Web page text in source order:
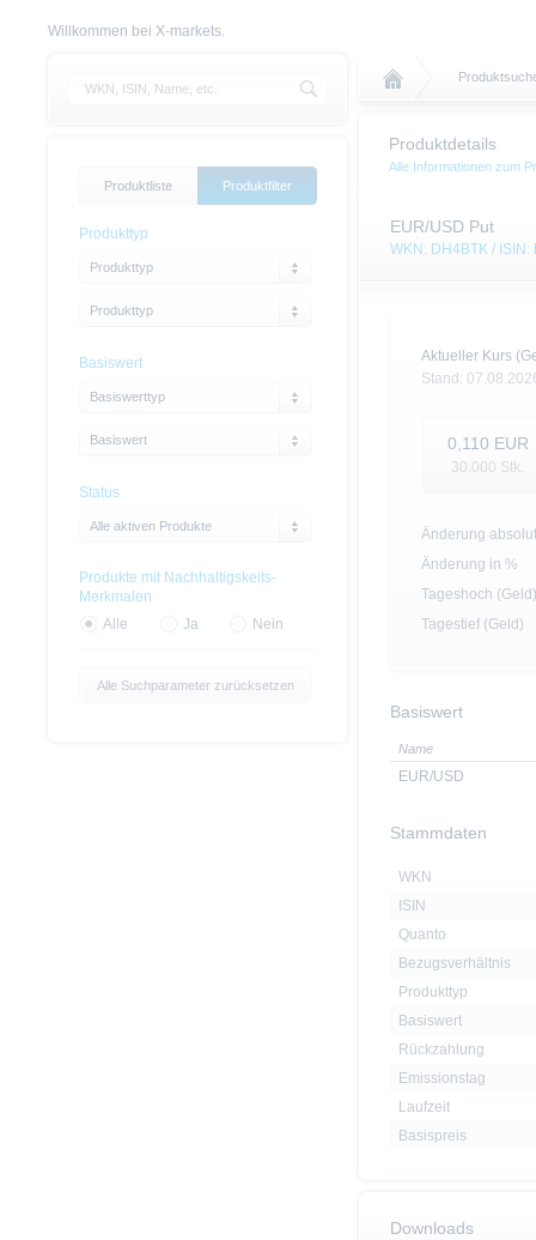
Willkommen bei X-markets.
Produktdetails
Alle Informationen zum
EUR/USD Put
WKN: DH4BTK /
Aktueller Kurs
Stand:
0,110 EUR
30.000 Stk.
Änderung absolut
Änderung in %
Tageshoch (Geld)
Tagestief (Geld)
Basiswert
Name
EUR/USD
Stammdaten
WKN
ISIN
Quanto
Bezugsverhältnis
Produkttyp
Basiswert
Rückzahlung
Emissionstag
Laufzeit
Basispreis
Downloads
Produktliste Produktfilter
Produkttyp
Produkttyp
Produkttyp
Basiswert
Basiswerttyp
Basiswert
Status
Alle aktiven Produkte
Produkte mit Nachhaltigskeits-
Merkmalen
Alle
Ja Nein
Alle Suchparameter zurücksetzen